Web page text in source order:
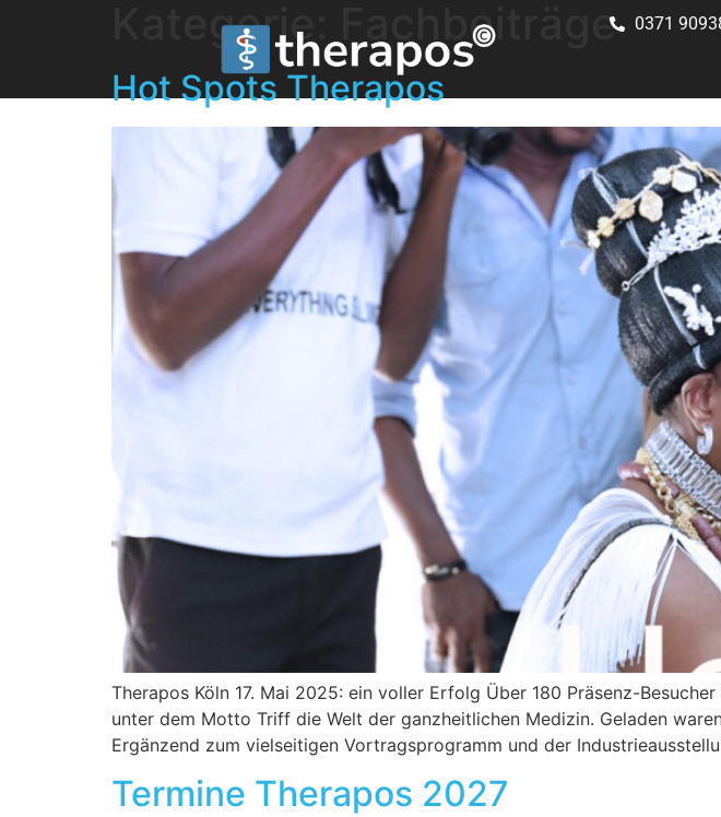
0371
Kategorie: Fachbeiträge
Hot Spots Therapos
Therapos Köln 17. Mai 2025: ein voller Erfolg Über 180 Präsenz-
unter dem Motto Triff die Welt der ganzheitlichen Medizin. Geladen
Ergänzend zum vielseitigen Vortragsprogramm und der
Termine Therapos 2027